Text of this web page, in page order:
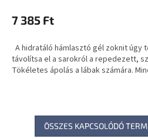
7 385 Ft
A hidratáló hámlasztó gél zoknit úgy
távolítsa el a sarokról a repedezett,
Tökéletes ápolás a lábak számára.
ÖSSZES KAPCSOLÓDÓ